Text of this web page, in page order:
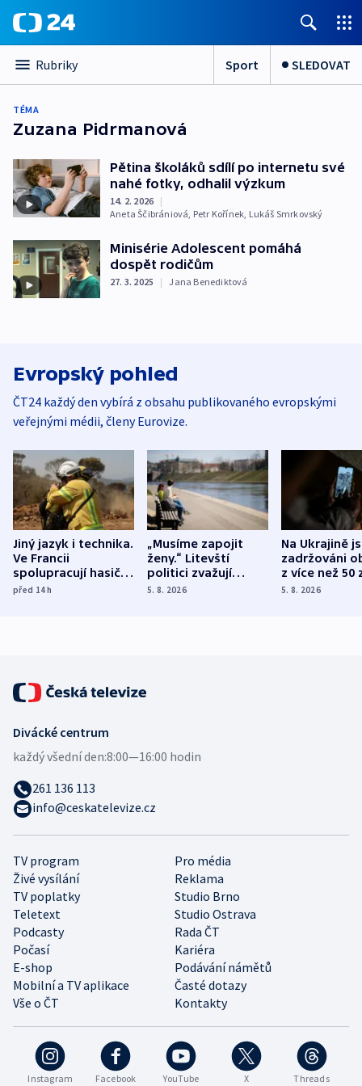
Rubriky Sport SLEDOVAT
TÉMA
Zuzana Pidrmanová
Pětina školáků sdílí po internetu své
nahé fotky, odhalil výzkum
14. 2. 2026 |
Aneta Ščibrániová, Petr Kořínek, Lukáš Smrkovský
Minisérie Adolescent pomáhá
dospět rodičům
27. 3. 2025 | Jana Benediktová
Evropský pohled
ČT24 každý den vybírá z obsahu publikovaného evropskými
veřejnými médii, členy Eurovize.
Jiný jazyk i technika.
Ve Francii
spolupracují hasiči z
různých zemí
před 14h
„Musíme zapojit
ženy.“ Litevští
politici zvažují
dohodu o
5. 8. 2026
Na Ukrajině
zadržováni
z více než 50
Bojovali na
5. 8. 2026
Instagram Facebook YouTube X Threads
TV program
Pro média
Živé vysílání
Reklama
TV poplatky
Studio Brno
Teletext
Studio Ostrava
Podcasty
Rada ČT
Počasí
Kariéra
E-shop
Podávání námětů
Mobilní a TV aplikace
Časté dotazy
Vše o ČT
Kontakty
Divácké centrum
každý všední den:8:00—16:00 hodin
261 136 113
info@ceskatelevize.cz